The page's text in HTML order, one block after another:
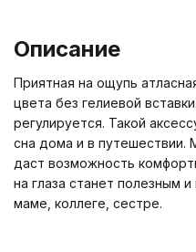
Описание
Приятная на ощупь
цвета без гелиевой
регулируется. Такой
сна дома и в путешествии.
даст возможность
на глаза станет полезным
маме, коллеге, сестре.